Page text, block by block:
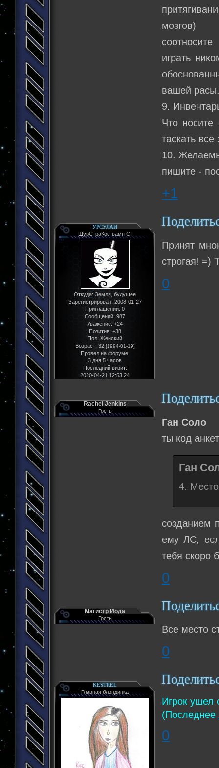
мозгов)
играть
вашей
9.
Что носите
таскать
10.
пишите -
+1
УРСУЛАИ
ШурСтраКос-вамп С:
Откуда:Земля, будущее
Зарегистрирован: 2008-01-27
Приглашений: 0
Сообщений: 987
Уважение: +24
Позитив: +38
Пол: Женский
Возраст: 32 [1994-01-19]
Провел на форуме:
3 дня 5 часов
Последний визит:
2020-04-21 12:53:24
Принят
строгая! =)
0
Rachel Jenkins
Гость
Ган Соло
ты код
Ган
4. Место
созданием
ему ЛС,
тебя скоро
0
Магистр Йода
Гость
Все место
0
KESTREL
Главная блондинка
Игрок ушел
(Последнее
0